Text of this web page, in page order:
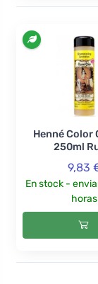
Henné Color
250ml
9,83
En stock -
horas